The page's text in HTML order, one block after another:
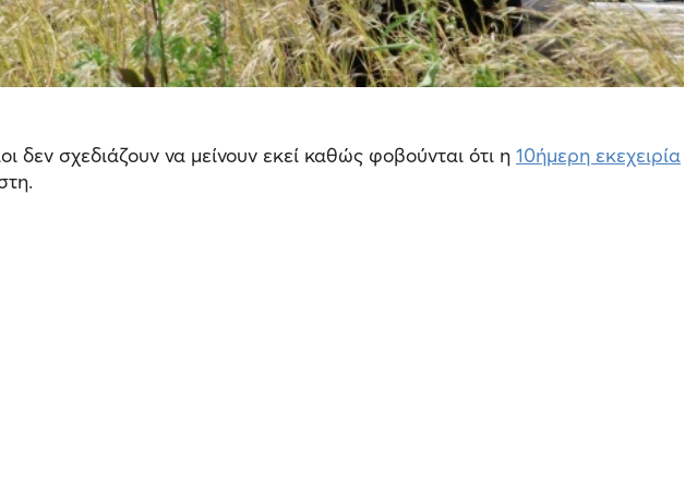
δεν σχεδιάζουν να μείνουν εκεί καθώς φοβούνται ότι η 10ήμερη εκεχειρία